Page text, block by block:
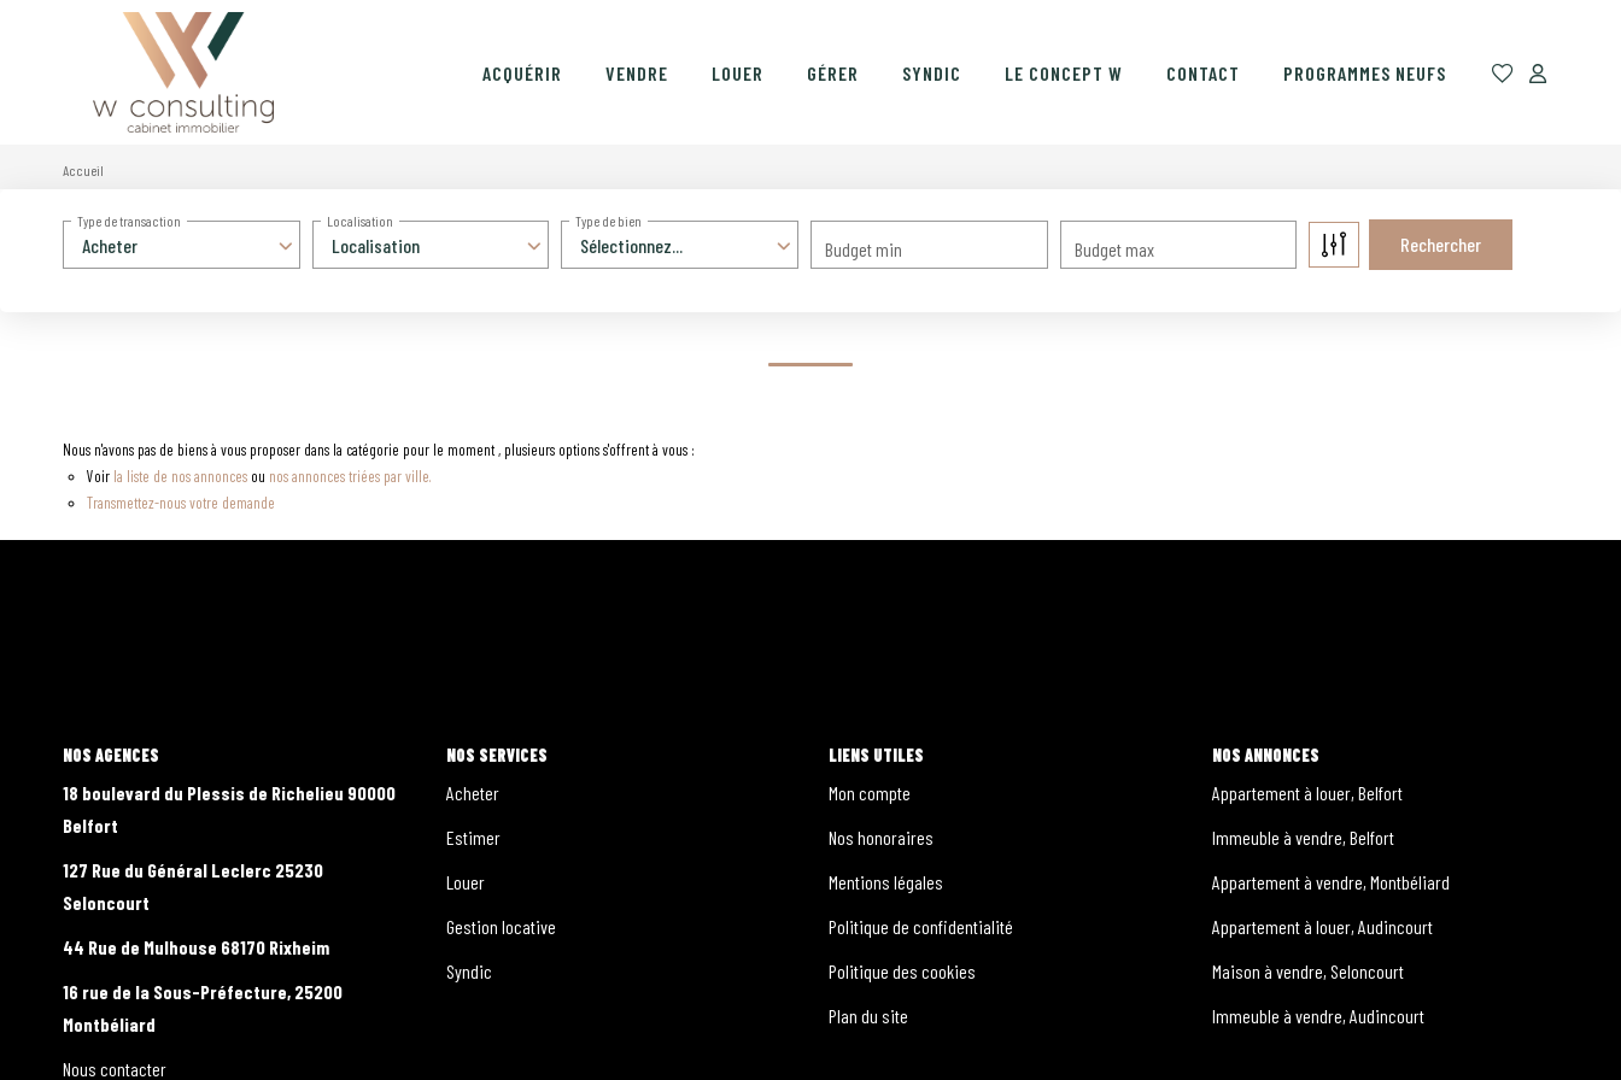
ACQUÉRIR VENDRE LOUER GÉRER SYNDIC LE CONCEPT W CONTACT PROGRAMMES NEUFS
Accueil
Acheter
Type de transaction
Localisation
Localisation
Sélectionnez...
Type de bien
Budget max
Budget min
Nous n'avons pas de biens à vous proposer dans la catégorie pour le moment , plusieurs options s'offrent à vous :
Voir la liste de nos annonces ou nos annonces triées par ville.
Transmettez-nous votre demande
L'AGENCE
18 boulevard du Plessis de Richelieu 90000
Belfort
127 Rue du Général Leclerc 25230
Seloncourt
44 Rue de Mulhouse 68170 Rixheim
16 rue de la Sous-Préfecture, 25200
Montbéliard
Nous contacter
NOS SERVICES
Acheter
Estimer
Louer
Gestion locative
Syndic
LIENS UTILES
Mon compte
Nos honoraires
Mentions légales
Politique de confidentialité
Politique des cookies
Plan du site
NOS ANNONCES
Appartement à louer, Belfort
Immeuble à vendre, Belfort
Appartement à vendre, Montbéliard
Appartement à louer, Audincourt
Maison à vendre, Seloncourt
Immeuble à vendre, Audincourt